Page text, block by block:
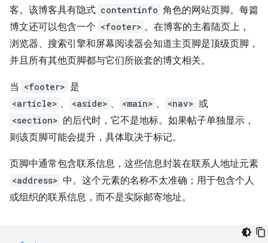
客。该博客具有隐式 contentinfo 角色的网站页脚。每篇
博文还可以包含一个 <footer> 。在博客的主着陆页上，
浏览器、搜索引擎和屏幕阅读器会知道主页脚是顶级页脚，
并且所有其他页脚都与它们所嵌套的博文相关。
当 <footer> 是
<article> 、 <aside> 、 <main> 、 <nav> 或
<section> 的后代时，它不是地标。如果帖子单独显示，
则该页脚可能会提升，具体取决于标记。
页脚中通常包含联系信息，这些信息封装在联系人地址元素
<address> 中。这个元素的名称不太准确；用于包含个人
或组织的联系信息，而不是实际邮寄地址。